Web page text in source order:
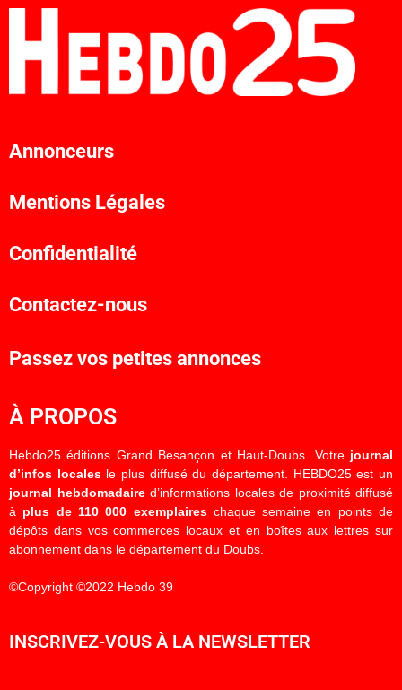
Annonceurs
Mentions Légales
Confidentialité
Contactez-nous
Passez vos petites annonces
À PROPOS
Hebdo25 éditions Grand Besançon et Haut-Doubs. Votre journal
d’infos localesle plus diffusé du département. HEBDO25 est un
journal hebdomadaired’informations locales de proximité diffusé
à plus de 110 000 exemplaireschaque semaine en points de
dépôts dans vos commerces locaux et en boîtes aux lettres sur
abonnement dans le département du Doubs.
©Copyright ©2022 Hebdo 39
INSCRIVEZ-VOUS À LA NEWSLETTER